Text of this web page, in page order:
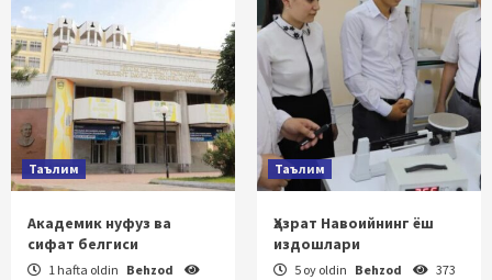
Таълим
Академик нуфуз ва
сифат белгиси
1 hafta oldin Behzod
Таълим
Ҳазрат Навоийнинг ёш
издошлари
5 oy oldin Behzod 373